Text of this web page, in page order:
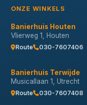
ONZE WINKELS
Banierhuis Houten
Vlierweg 1, Houten
Route 030-7607406
Banierhuis Terwijde
Musicallaan 1, Utrecht
Route 030-7607408